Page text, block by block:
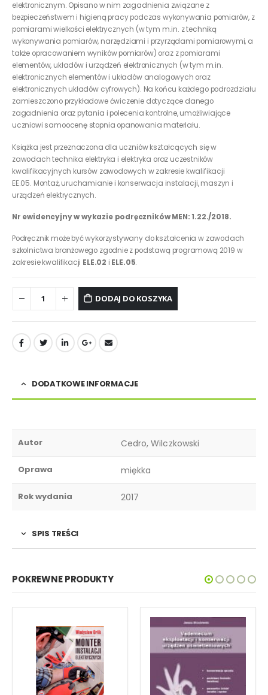
elektronicznym. Opisano w nim zagadnienia związane z
bezpieczeństwem i higieną pracy podczas wykonywania pomiarów, z
pomiarami wielkości elektrycznych (w tym m.in. z techniką
wykonywania pomiarów, narzędziami i przyrządami pomiarowymi, a
także opracowaniem wyników pomiarów) oraz z pomiarami
elementów, układów i urządzeń elektronicznych (w tym m.in.
elektronicznych elementów i układów analogowych oraz
elektronicznych układów cyfrowych). Na końcu każdego podrozdziału
zamieszczono przykładowe ćwiczenie dotyczące danego
zagadnienia oraz pytania i polecenia kontrolne, umożliwiające
uczniowi samoocenę stopnia opanowania materiału.
Książka jest przeznaczona dla uczniów kształcących się w
zawodach technika elektryka i elektryka oraz uczestników
kwalifikacyjnych kursów zawodowych w zakresie kwalifikacji
EE.05. Montaż, uruchamianie i konserwacja instalacji, maszyn i
urządzeń elektrycznych.
Nr ewidencyjny w wykazie podręczników MEN: 1.22./2018.
Podręcznik może być wykorzystywany do kształcenia w zawodach
szkolnictwa branżowego zgodnie z podstawą programową 2019 w
zakresie kwalifikacji ELE.02 i ELE.05.
DODAJ DO KOSZYKA
DODATKOWE INFORMACJE
Autor Cedro, Wilczkowski
Oprawa miękka
Rok wydania 2017
SPIS TREŚCI
POKREWNE PRODUKTY